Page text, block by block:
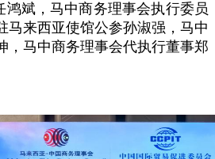
鸿斌，马中商务理事会执行委员
马来西亚使馆公参孙淑强，马中
，马中商务理事会代执行董事郑